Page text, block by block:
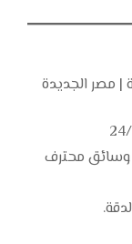
وسائق محترف